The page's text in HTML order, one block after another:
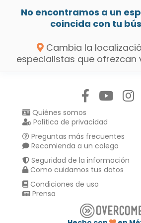
No encontramos a un
coincida con tu
Cambia la
especialistas que ofrezcan
Quiénes somos
Política de privacidad
Preguntas más frecuentes
Recomienda a un colega
Seguridad de la información
Como cuidamos tus datos
Condiciones de uso
Prensa